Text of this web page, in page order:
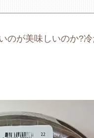
のが美味しいのか?